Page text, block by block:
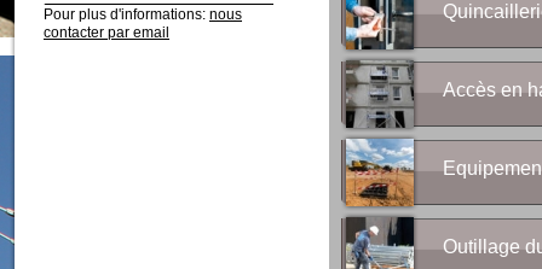
Pour plus d'informations: nous
contacter par email
Accès en
Outillage